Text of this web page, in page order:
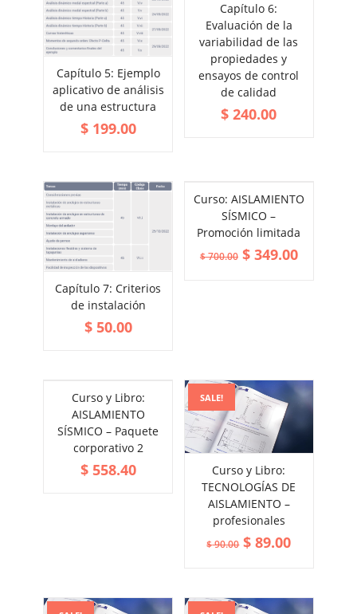
ADD TO CART
VIEW MORE
Capítulo 5: Ejemplo
aplicativo de análisis
de una estructura
$199.00
ADD TO CART
VIEW MORE
Capítulo 6:
Evaluación de la
variabilidad de las
propiedades y
ensayos de control
de calidad
$ 240.00
ADD TO CART
VIEW MORE
Capítulo 7: Criterios
de instalación
$50.00
Curso: AISLAMIENTO
SÍSMICO –
Promoción limitada
$700.00 $349.00
Curso y Libro:
AISLAMIENTO
SÍSMICO – Paquete
corporativo 2
$558.40
SALE!
ADD TO CART
VIEW MORE
Curso y Libro:
TECNOLOGÍAS DE
AISLAMIENTO –
profesionales
$90.00 $ 89.00